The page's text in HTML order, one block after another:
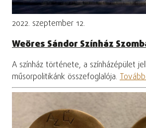
2022. szeptember 12.
Weöres Sándor Színház
A színház története, a színházépület
műsorpolitikánk összefoglalója.